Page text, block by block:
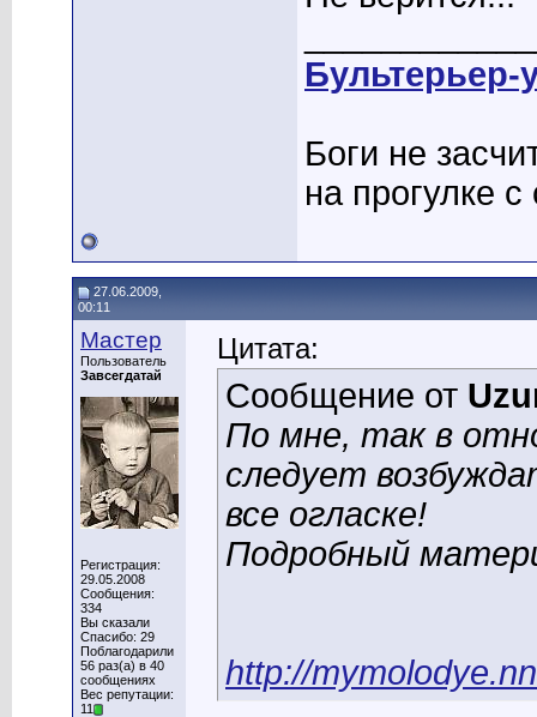
Бультерьер-
Боги не
на прогулке
27.06.2009,
00:11
Мастер
Пользователь
Завсегдатай
Регистрация:
29.05.2008
Сообщения:
334
Вы сказали
Спасибо: 29
Поблагодарили
56 раз(а) в 40
сообщениях
Вес репутации:
11
Цитата:
Сообщение от
По мне, так в
следует
все огласке!
Подробный
http://